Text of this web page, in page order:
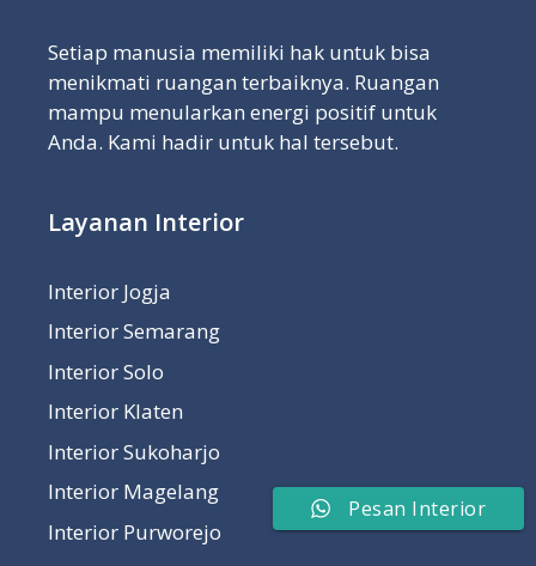
Setiap manusia memiliki hak untuk bisa
menikmati ruangan terbaiknya. Ruangan
mampu menularkan energi positif untuk
Anda. Kami hadir untuk hal tersebut.
Layanan Interior
Interior Jogja
Interior Semarang
Interior Solo
Interior Klaten
Interior Sukoharjo
Interior Magelang
Interior Purworejo
Pesan Interior